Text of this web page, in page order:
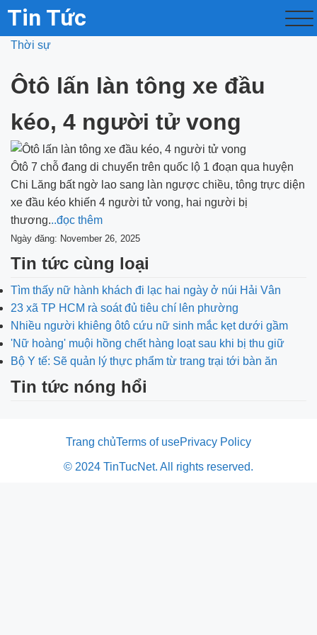
Tin Tức
Thời sự
Ôtô lấn làn tông xe đầu
kéo, 4 người tử vong
Ôtô 7 chỗ đang di chuyển trên quốc lộ 1 đoạn qua huyện
Chi Lăng bất ngờ lao sang làn ngược chiều, tông trực diện
xe đầu kéo khiến 4 người tử vong, hai người bị
thương...đọc thêm
Ngày đăng: November 26, 2025
Tin tức cùng loại
Tìm thấy nữ hành khách đi lạc hai ngày ở núi Hải Vân
23 xã TP HCM rà soát đủ tiêu chí lên phường
Nhiều người khiêng ôtô cứu nữ sinh mắc kẹt dưới gầm
'Nữ hoàng' muội hồng chết hàng loạt sau khi bị thu giữ
Bộ Y tế: Sẽ quản lý thực phẩm từ trang trại tới bàn ăn
Tin tức nóng hổi
Trang chủTerms of usePrivacy Policy
© 2024 TinTucNet. All rights reserved.